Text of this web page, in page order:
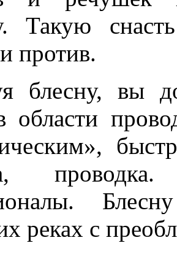
Такую
против.
блесну, вы
области
реках с